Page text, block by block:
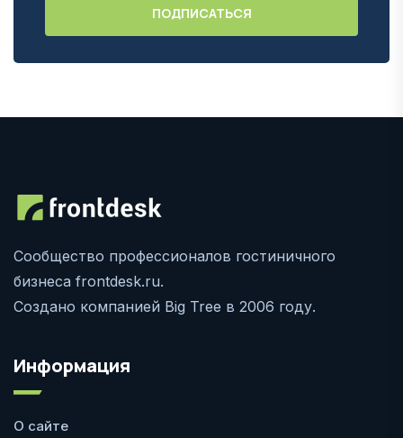
Сообщество профессионалов гостиничного
бизнеса frontdesk.ru.
Создано компанией Big Tree в 2006 году.
Информация
О сайте